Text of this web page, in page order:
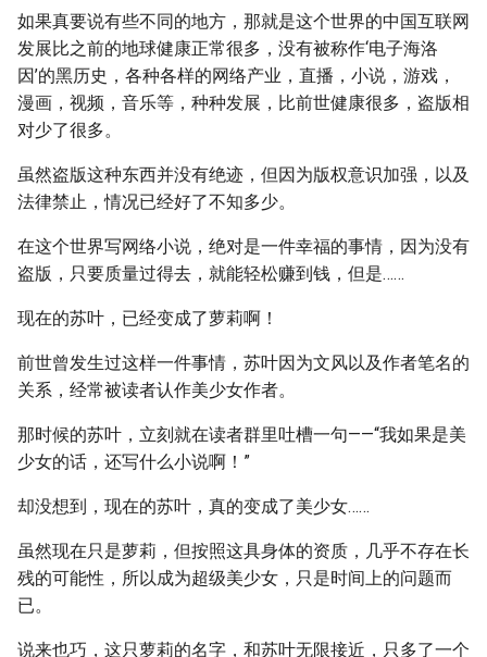
如果真要说有些不同的地方，那就是这个世界的中国互联网
发展比之前的地球健康正常很多，没有被称作‘电子海洛
因’的黑历史，各种各样的网络产业，直播，小说，游戏，
漫画，视频，音乐等，种种发展，比前世健康很多，盗版相
对少了很多。
虽然盗版这种东西并没有绝迹，但因为版权意识加强，以及
法律禁止，情况已经好了不知多少。
在这个世界写网络小说，绝对是一件幸福的事情，因为没有
盗版，只要质量过得去，就能轻松赚到钱，但是……
现在的苏叶，已经变成了萝莉啊！
前世曾发生过这样一件事情，苏叶因为文风以及作者笔名的
关系，经常被读者认作美少女作者。
那时候的苏叶，立刻就在读者群里吐槽一句——“我如果是美
少女的话，还写什么小说啊！”
却没想到，现在的苏叶，真的变成了美少女……
虽然现在只是萝莉，但按照这具身体的资质，几乎不存在长
残的可能性，所以成为超级美少女，只是时间上的问题而
已。
说来也巧，这只萝莉的名字，和苏叶无限接近，只多了一个